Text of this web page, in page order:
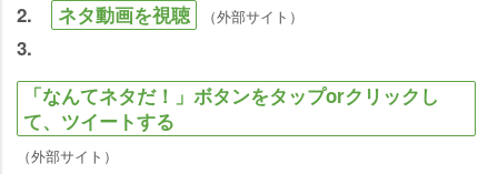
2. ネタ動画を視聴 （外部サイト）
3.
「なんてネタだ！」ボタンをタップorクリックし
て、ツイートする
（外部サイト）